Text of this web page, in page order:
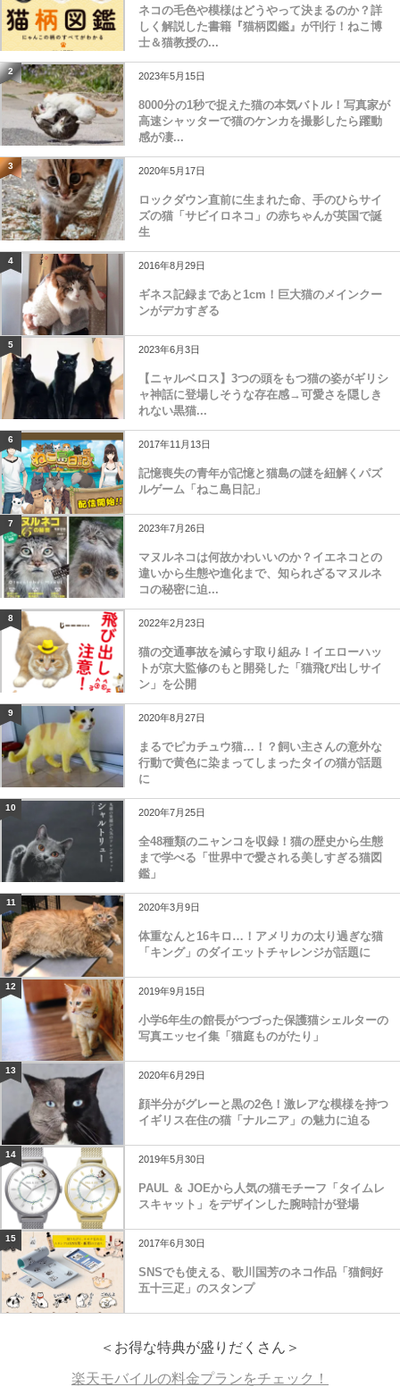
ネコの毛色や模様はどうやって決まるのか？詳
しく解説した書籍『猫柄図鑑』が刊行！ねこ博
士＆猫教授の...
2 2023年5月15日
8000分の1秒で捉えた猫の本気バトル！写真家が
高速シャッターで猫のケンカを撮影したら躍動
感が凄...
3 2020年5月17日
ロックダウン直前に生まれた命、手のひらサイ
ズの猫「サビイロネコ」の赤ちゃんが英国で誕
生
4 2016年8月29日
ギネス記録まであと1cm！巨大猫のメインクー
ンがデカすぎる
5 2023年6月3日
【ニャルベロス】3つの頭をもつ猫の姿がギリシ
ャ神話に登場しそうな存在感→可愛さを隠しき
れない黒猫...
6 2017年11月13日
記憶喪失の青年が記憶と猫島の謎を紐解くパズ
ルゲーム「ねこ島日記」
7 2023年7月26日
マヌルネコは何故かわいいのか？イエネコとの
違いから生態や進化まで、知られざるマヌルネ
コの秘密に迫...
8 2022年2月23日
猫の交通事故を減らす取り組み！イエローハッ
トが京大監修のもと開発した「猫飛び出しサイ
ン」を公開
9 2020年8月27日
まるでピカチュウ猫…！？飼い主さんの意外な
行動で黄色に染まってしまったタイの猫が話題
に
10 2020年7月25日
全48種類のニャンコを収録！猫の歴史から生態
まで学べる「世界中で愛される美しすぎる猫図
鑑」
11 2020年3月9日
体重なんと16キロ…！アメリカの太り過ぎな猫
「キング」のダイエットチャレンジが話題に
12 2019年9月15日
小学6年生の館長がつづった保護猫シェルターの
写真エッセイ集「猫庭ものがたり」
13 2020年6月29日
顔半分がグレーと黒の2色！激レアな模様を持つ
イギリス在住の猫「ナルニア」の魅力に迫る
14 2019年5月30日
PAUL ＆ JOEから人気の猫モチーフ「タイムレ
スキャット」をデザインした腕時計が登場
15 2017年6月30日
SNSでも使える、歌川国芳のネコ作品「猫飼好
五十三疋」のスタンプ
＜お得な特典が盛りだくさん＞
楽天モバイルの料金プランをチェック！